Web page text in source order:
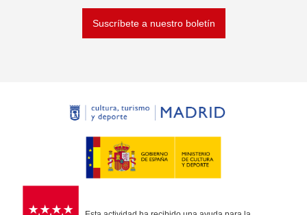
Suscríbete a nuestro boletín